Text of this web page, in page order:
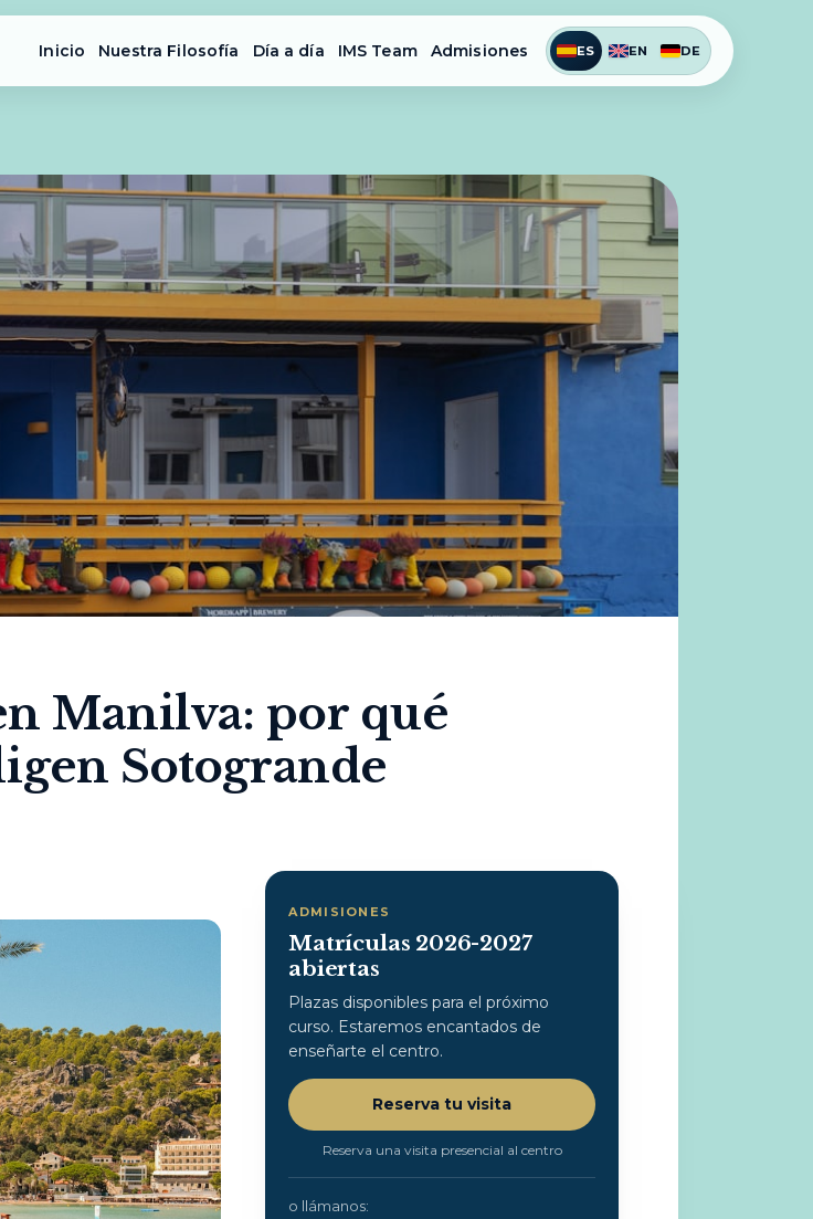
Inicio Nuestra Filosofía Día a día IMS Team Admisiones ES EN DE
Manilva: por qué
Sotogrande
ADMISIONES
Matrículas 2026-2027
abiertas
Plazas disponibles para el próximo
curso. Estaremos encantados de
enseñarte el centro.
Reserva tu visita
Reserva una visita presencial al centro
o llámanos: